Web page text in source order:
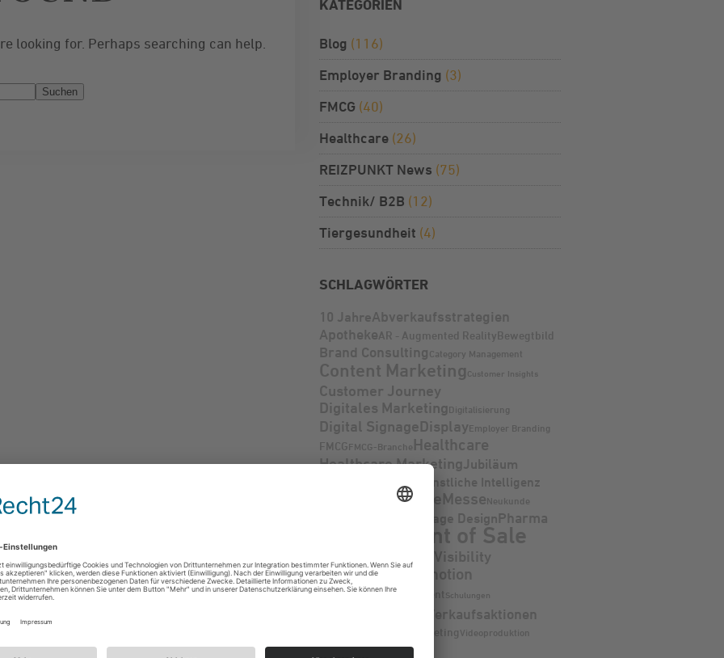
looking for. Perhaps searching can help.
KATEGORIEN
Blog (116)
Employer Branding (3)
FMCG (40)
Healthcare (26)
REIZPUNKT News (75)
Technik/ B2B (12)
Tiergesundheit (4)
SCHLAGWÖRTER
10 JahreAbverkaufsstrategien
ApothekeAR - Augmented RealityBewegtbild
Brand Consulting Category Management
Content Marketing Customer Insights
Customer Journey
Digitales Marketing Digitalisierung
Digital SignageDisplayEmployer Branding
FMCGFMCG-Branche Healthcare
Healthcare MarketingJubiläum
KI - Künstliche Intelligenz
MarkenstrategieMesseNeukunde
Package DesignPharma
POS - Point of Sale
POS Visibility
Produkteinführung Promotion
Reputationsmanagement Schulungen
Verkaufsaktionen
Videomarketing Videoproduktion